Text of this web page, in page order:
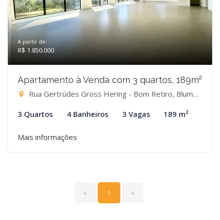
A partir de:
R$ 1.850.000
Apartamento à Venda com 3 quartos, 189m²
Rua Gertrúdes Gross Hering - Bom Retiro, Blumenau-SC
3 Quartos 4 Banheiros 3 Vagas 189 m²
Mais informações
‹ 1 ›